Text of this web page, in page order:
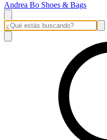
Andrea Bo Shoes & Bags